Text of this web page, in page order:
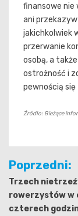
finansowe nie
ani
jakichkolwiek
przerwanie
osobą, a
ostrożność i
pewnością się
Źródło: Bieżące
wpisu
Poprzedni:
Trzech
rowerzystów w
czterech